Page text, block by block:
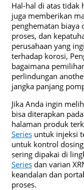
Hal-hal di atas tidak
juga memberikan
penghematan biaya
proses, dan
perusahaan yang
terhadap korosi,
bagaimana
perlindungan
jangka panjang
Jika Anda ingin
bisa diterapkan
halaman produk
Seriesuntuk injeksi
untuk kontrol
sering dipakai di
Seriesdan varian
keandalan dan
proses.